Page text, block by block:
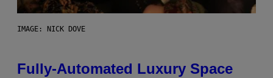
IMAGE: NICK DOVE
Fully-Automated Luxury Space